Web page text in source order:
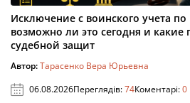
Исключение с воинского учета по
возможно ли это сегодня и какие
судебной защит
Автор:Тарасенко Вера Юрьевна
06.08.2026Переглядів:74Коментарі:0